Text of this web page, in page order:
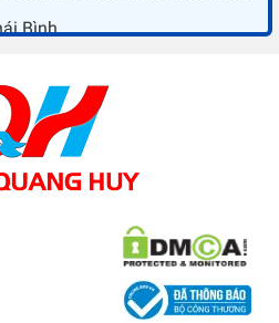
Bình
888
Nai
51 Tổ 3- Ấp Đồng- Phước Tân-